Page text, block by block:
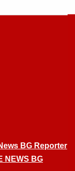
BG Reporter
BG